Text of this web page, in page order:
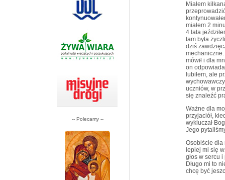
-- Polecamy --
Miałem
miałem 2
4 lata
tam była
dziś
mówił i dla
on
lubiłem, ale
uczniów, w
się znaleźć
Ważne dla
przyjaciół,
wykluczał
Jego
Osobiście dla
lepiej mi się
głos w sercu
Długo mi to
chcę być